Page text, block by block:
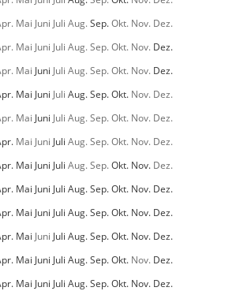
Mai Juni Juli Aug.Sep.Okt. Nov. Dez.
Mai Juni Juli Aug.Sep.Okt. Nov. Dez.
Mai Juni Juli Aug.Sep.Okt. Nov. Dez.
Mai Juni Juli Aug.Sep.Okt. Nov. Dez.
Mai Juni Juli Aug.Sep.Okt. Nov. Dez.
Mai Juni Juli Aug.Sep.Okt. Nov. Dez.
Mai Juni Juli Aug.Sep.Okt. Nov. Dez.
Mai Juni Juli Aug.Sep.Okt. Nov. Dez.
Mai Juni Juli Aug.Sep.Okt. Nov. Dez.
Mai Juni Juli Aug.Sep.Okt. Nov. Dez.
Mai Juni Juli Aug.Sep.Okt. Nov. Dez.
Mai Juni Juli Aug.Sep.Okt. Nov. Dez.